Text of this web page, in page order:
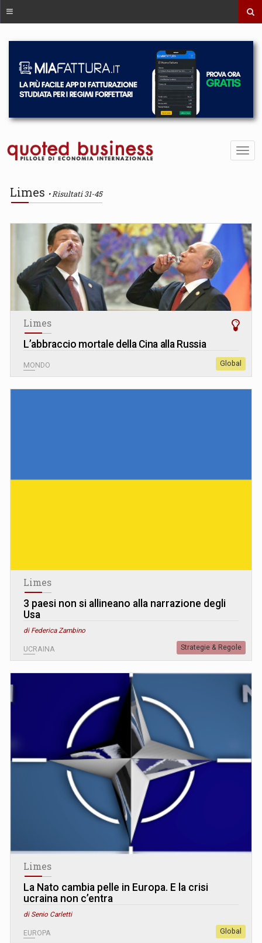
Limes Risultati 31-45
Limes
L’abbraccio mortale della Cina alla Russia
MONDO Global
Limes
3 paesi non si allineano alla narrazione degli
Usa
di Federica Zambino
UCRAINA Strategie & Regole
Limes
La Nato cambia pelle in Europa. E la crisi
ucraina non c’entra
di Senio Carletti
EUROPA Global